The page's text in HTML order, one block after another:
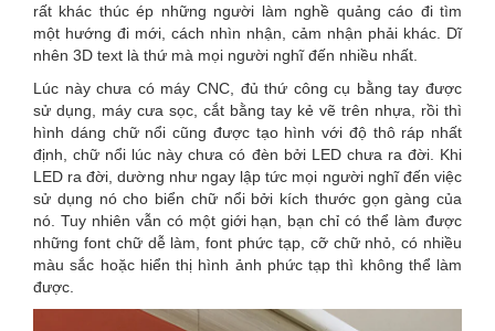
rất khác thúc ép những người làm nghề quảng cáo đi tìm
một hướng đi mới, cách nhìn nhận, cảm nhận phải khác. Dĩ
nhên 3D text là thứ mà mọi người nghĩ đến nhiều nhất.
Lúc này chưa có máy CNC, đủ thứ công cụ bằng tay được
sử dụng, máy cưa sọc, cắt bằng tay kẻ vẽ trên nhựa, rồi thì
hình dáng chữ nổi cũng được tạo hình với độ thô ráp nhất
định, chữ nổi lúc này chưa có đèn bởi LED chưa ra đời. Khi
LED ra đời, dường như ngay lập tức mọi người nghĩ đến việc
sử dụng nó cho biển chữ nổi bởi kích thước gọn gàng của
nó. Tuy nhiên vẫn có một giới hạn, bạn chỉ có thể làm được
những font chữ dễ làm, font phức tạp, cỡ chữ nhỏ, có nhiều
màu sắc hoặc hiển thị hình ảnh phức tạp thì không thể làm
được.